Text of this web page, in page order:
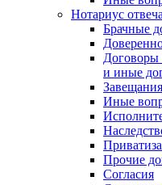
Нотариус
Брачные
Договоры
и иные
Завещания
Иные
Прочие
Согласия